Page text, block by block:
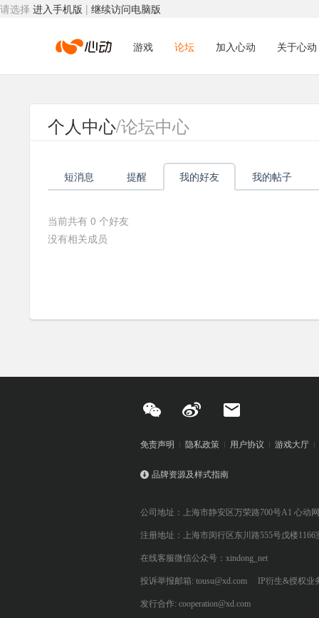
请选择 进入手机版 | 继续访问电脑版
心
动
络
游戏 论坛 加入心动 关于心动
个人中心/论坛中心
短消息 提醒 我的好友 我的帖子
当前共有 0 个好友
没有相关成员
免责声明 隐私政策 用户协议 游戏大厅
品牌资源及样式指南
公司地址：上海市静安区万荣路700号A1 心动
注册地址：上海市闵行区东川路555号戊楼1166
在线客服微信公众号：xindong_net
投诉举报邮箱: tousu@xd.com IP衍生&授权业
发行合作: cooperation@xd.com